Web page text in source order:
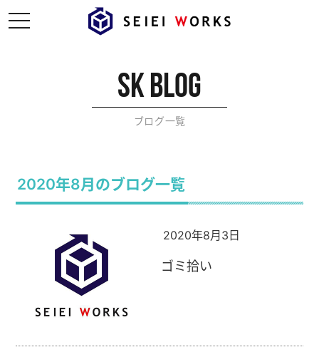
t
o
n
sk blog
ブログ一覧
2020年8月のブログ一覧
2020年8月3日
ゴミ拾い